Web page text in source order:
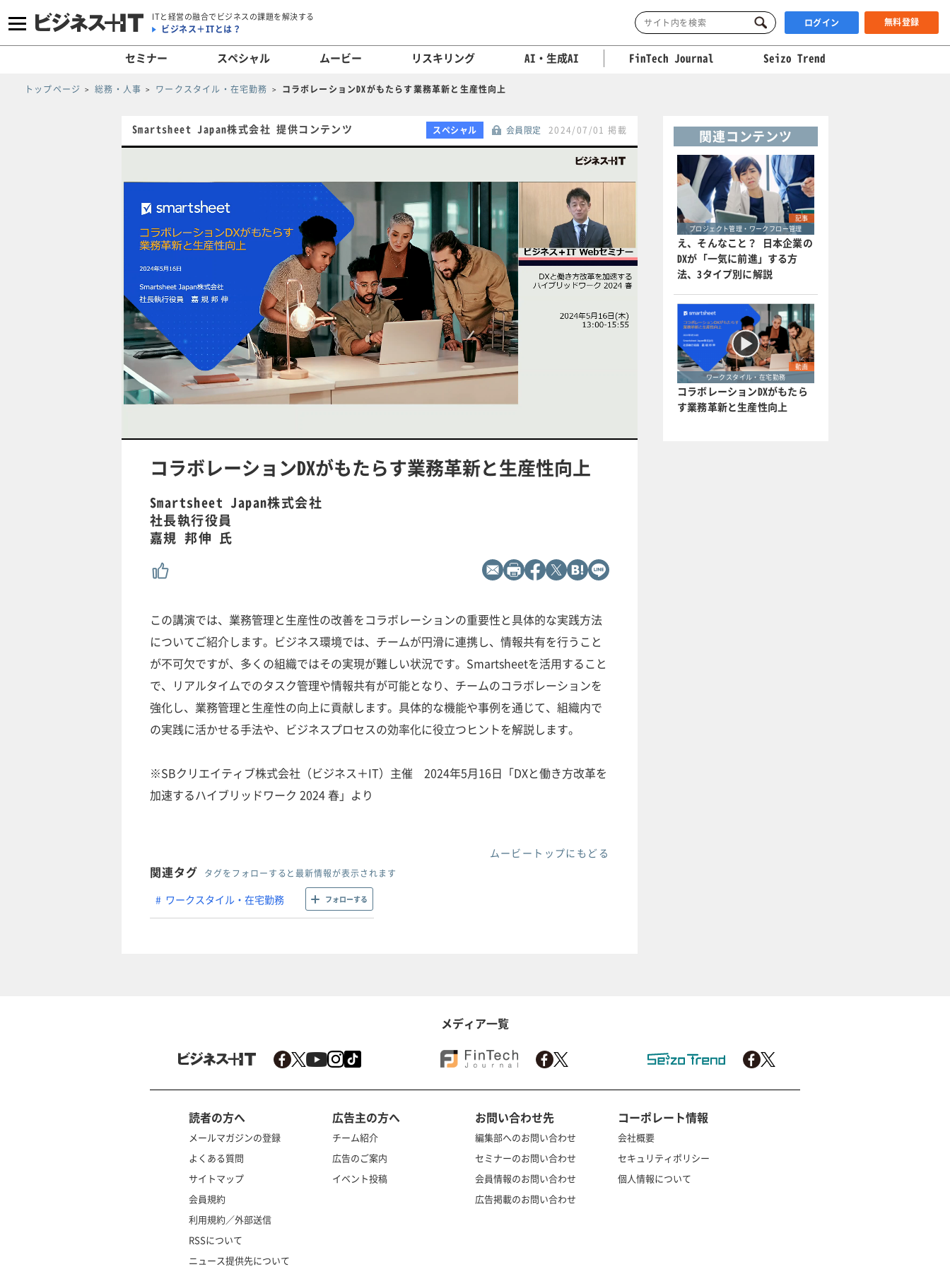
ITと経営の融合でビジネスの課題を解決する
ビジネス＋ITとは？ ログイン 無料登録
セミナー スペシャル ムービー リスキリング AI・生成AI FinTech Journal Seizo Trend
トップページ 総務・人事 ワークスタイル・在宅勤務 コラボレーションDXがもたらす業務革新と生産性向上
Smartsheet Japan株式会社 提供コンテンツ スペシャル 会員限定 2024/07/01 掲載
n
o
e
d
:
l
コラボレーションDXがもたらす業務革新と生産性向上
Smartsheet Japan株式会社
社長執行役員
嘉規 邦伸 氏
この講演では、業務管理と生産性の改善をコラボレーションの重要性と具体的な実践方法
についてご紹介します。ビジネス環境では、チームが円滑に連携し、情報共有を行うこと
が不可欠ですが、多くの組織ではその実現が難しい状況です。Smartsheetを活用すること
で、リアルタイムでのタスク管理や情報共有が可能となり、チームのコラボレーションを
強化し、業務管理と生産性の向上に貢献します。具体的な機能や事例を通じて、組織内で
の実践に活かせる手法や、ビジネスプロセスの効率化に役立つヒントを解説します。
※SBクリエイティブ株式会社（ビジネス＋IT）主催 2024年5月16日「DXと働き方改革を
加速するハイブリッドワーク 2024 春」より
ムービートップにもどる
関連タグ タグをフォローすると最新情報が表示されます
ワークスタイル・在宅勤務 フォローする
関連コンテンツ
記事
プロジェクト管理・ワークフロー管理
え、そんなこと？ 日本企業の
DXが「一気に前進」する方
法、3タイプ別に解説
動画
ワークスタイル・在宅勤務
コラボレーションDXがもたら
す業務革新と生産性向上
メディア一覧
読者の方へ
メールマガジンの登録
よくある質問
サイトマップ
会員規約
利用規約／外部送信
RSSについて
ニュース提供先について
広告主の方へ
チーム紹介
広告のご案内
イベント投稿
お問い合わせ先
編集部へのお問い合わせ
セミナーのお問い合わせ
会員情報のお問い合わせ
広告掲載のお問い合わせ
コーポレート情報
会社概要
セキュリティポリシー
個人情報について